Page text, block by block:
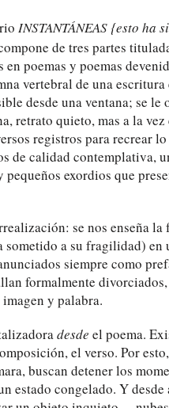
INSTANTÁNEAS {esto ha
de tres partes
poemas y poemas
vertebral de una
desde una ventana; se le
retrato quieto, mas a la vez
registros para recrear
de calidad contemplativa,
exordios que
se nos enseña
a su fragilidad) en
siempre como
formalmente
y palabra.
desde el poema.
el verso. Por
buscan detener los
estado congelado. Y desde